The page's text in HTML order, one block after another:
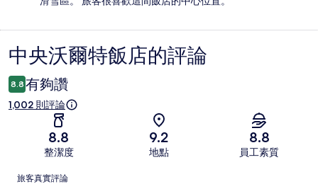
評
論
中央沃爾特飯店的評論
8.8 有夠讚
1,002 則評論
8.8
整潔度
9.2
地點
8.8
員工素質
評
旅客真實評論